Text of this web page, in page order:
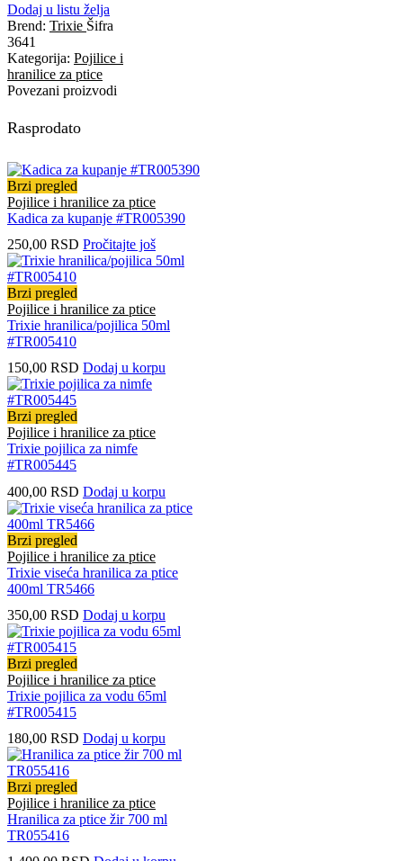
Dodaj u listu želja
Brend: Trixie Šifra
3641
Kategorija: Pojilice i
hranilice za ptice
Povezani proizvodi
Rasprodato
Brzi pregled
Pojilice i hranilice za ptice
Kadica za kupanje #TR005390
250,00 RSD Pročitajte još
Brzi pregled
Pojilice i hranilice za ptice
Trixie hranilica/pojilica 50ml
#TR005410
150,00 RSD Dodaj u korpu
Brzi pregled
Pojilice i hranilice za ptice
Trixie pojilica za nimfe
#TR005445
400,00 RSD Dodaj u korpu
Brzi pregled
Pojilice i hranilice za ptice
Trixie viseća hranilica za ptice
400ml TR5466
350,00 RSD Dodaj u korpu
Brzi pregled
Pojilice i hranilice za ptice
Trixie pojilica za vodu 65ml
#TR005415
180,00 RSD Dodaj u korpu
Brzi pregled
Pojilice i hranilice za ptice
Hranilica za ptice žir 700 ml
TR055416